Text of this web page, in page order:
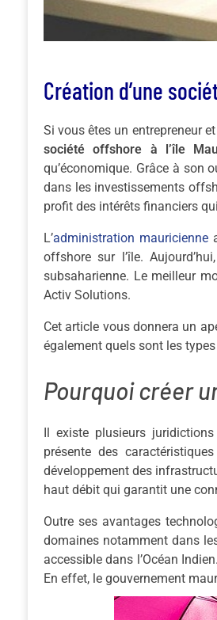
Création d’une
Si vous êtes un entrepreneur
société offshore à l’île
qu’économique. Grâce à son
dans les investissements
profit des intérêts financiers
L’administration mauricienne
offshore sur l’île.
subsaharienne. Le meilleur
Activ Solutions.
Cet article vous donnera un
également quels sont les
Pourquoi créer
Il existe plusieurs
présente des
développement des
haut débit qui garantit une
Outre ses avantages
domaines notamment dans
accessible dans l’Océan
En effet, le gouvernement